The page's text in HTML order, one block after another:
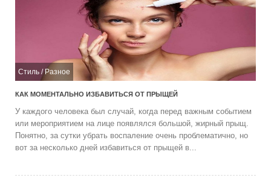
Стиль / Разное
КАК МОМЕНТАЛЬНО ИЗБАВИТЬСЯ ОТ ПРЫЩЕЙ
У каждого человека был случай, когда перед важным событием
или мероприятием на лице появлялся большой, жирный прыщ.
Понятно, за сутки убрать воспаление очень проблематично, но
вот за несколько дней избавиться от прыщей в...